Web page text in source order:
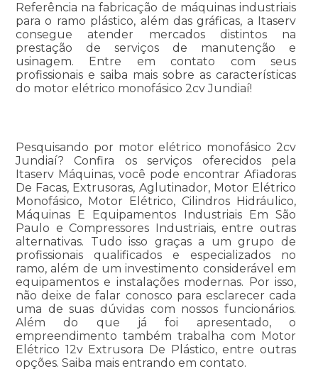
Referência na fabricação de máquinas industriais
para o ramo plástico, além das gráficas, a Itaserv
consegue atender mercados distintos na
prestação de serviços de manutenção e
usinagem. Entre em contato com seus
profissionais e saiba mais sobre as características
do motor elétrico monofásico 2cv Jundiaí!
Pesquisando por motor elétrico monofásico 2cv
Jundiaí? Confira os serviços oferecidos pela
Itaserv Máquinas, você pode encontrar Afiadoras
De Facas, Extrusoras, Aglutinador, Motor Elétrico
Monofásico, Motor Elétrico, Cilindros Hidráulico,
Máquinas E Equipamentos Industriais Em São
Paulo e Compressores Industriais, entre outras
alternativas. Tudo isso graças a um grupo de
profissionais qualificados e especializados no
ramo, além de um investimento considerável em
equipamentos e instalações modernas. Por isso,
não deixe de falar conosco para esclarecer cada
uma de suas dúvidas com nossos funcionários.
Além do que já foi apresentado, o
empreendimento também trabalha com Motor
Elétrico 12v Extrusora De Plástico, entre outras
opções. Saiba mais entrando em contato.